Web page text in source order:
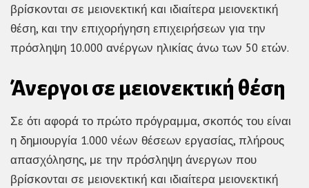
βρίσκονται σε μειονεκτική και ιδιαίτερα μειονεκτική
θέση, και την επιχορήγηση επιχειρήσεων για την
πρόσληψη 10.000 ανέργων ηλικίας άνω των 50 ετών.
Άνεργοι σε μειονεκτική θέση
Σε ότι αφορά το πρώτο πρόγραμμα, σκοπός του είναι
η δημιουργία 1.000 νέων θέσεων εργασίας, πλήρους
απασχόλησης, με την πρόσληψη άνεργων που
βρίσκονται σε μειονεκτική και ιδιαίτερα μειονεκτική